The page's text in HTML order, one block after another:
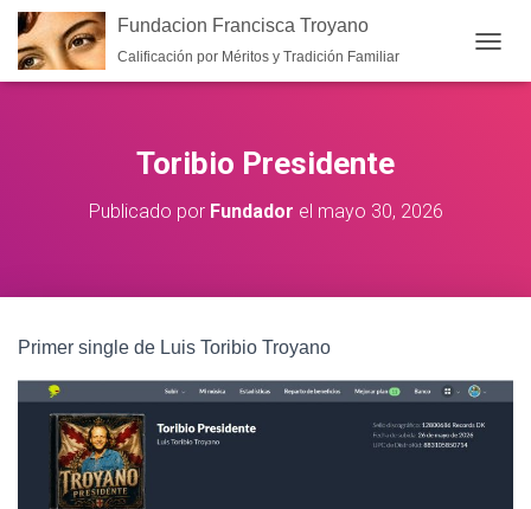
Fundacion Francisca Troyano
Calificación por Méritos y Tradición Familiar
Toribio Presidente
Publicado por Fundador el mayo 30, 2026
Primer single de Luis Toribio Troyano